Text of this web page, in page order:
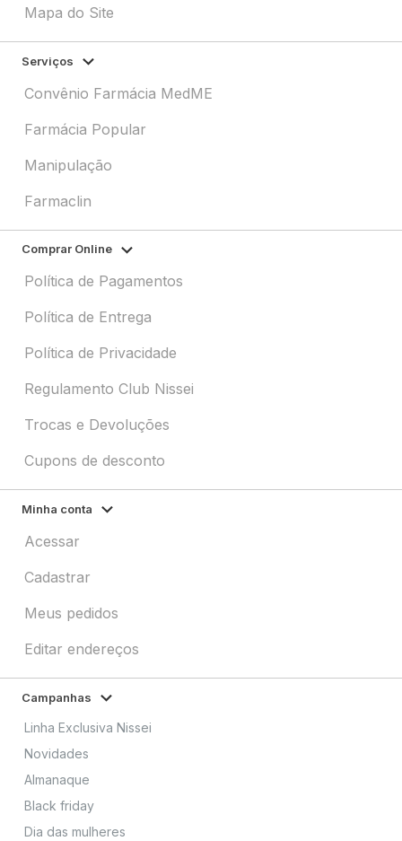
Mapa do Site
Serviços
Convênio Farmácia MedME
Farmácia Popular
Manipulação
Farmaclin
Comprar Online
Política de Pagamentos
Política de Entrega
Política de Privacidade
Regulamento Club Nissei
Trocas e Devoluções
Cupons de desconto
Minha conta
Acessar
Cadastrar
Meus pedidos
Editar endereços
Campanhas
Linha Exclusiva Nissei
Novidades
Almanaque
Black friday
Dia das mulheres